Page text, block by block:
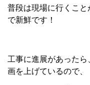
普段は現場に行くこ
で新鮮です！
工事に進展があった
画を上げているので、